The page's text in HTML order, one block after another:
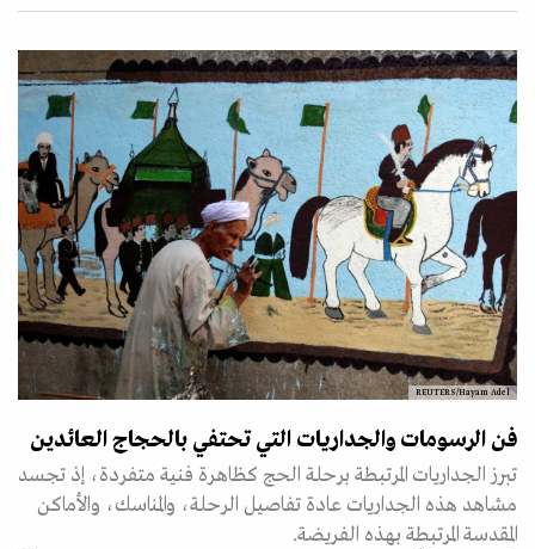
REUTERS/Hayam Adel
فن الرسومات والجداريات التي تحتفي بالحجاج العائدين
تبرز الجداريات المرتبطة برحلة الحج كظاهرة فنية متفردة، إذ تجسد
مشاهد هذه الجداريات عادة تفاصيل الرحلة، والمناسك، والأماكن
المقدسة المرتبطة بهذه الفريضة.